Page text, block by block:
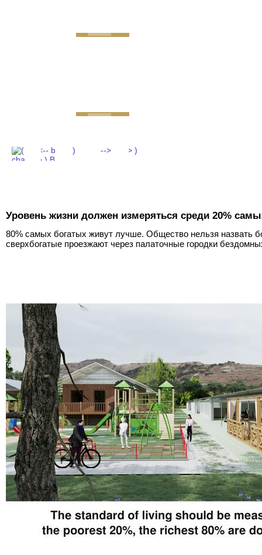
Уровень жизни должен измеряться среди 20%
80% самых богатых живут лучше. Общество нельзя назвать
сверхбогатые проезжают через палаточные городки